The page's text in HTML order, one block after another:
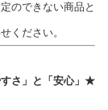
のできない商品と
ください。
さ」と「安心」★